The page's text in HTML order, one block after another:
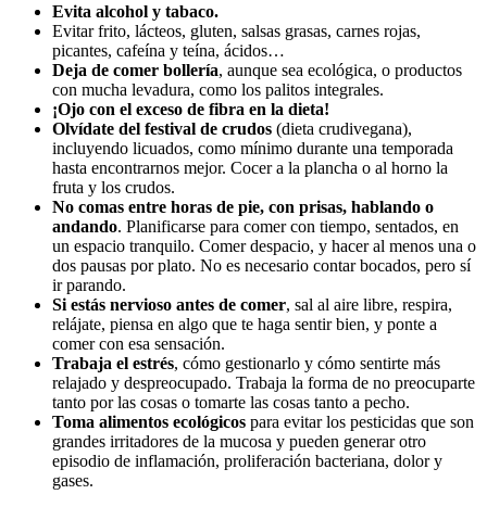
Evita alcohol y tabaco.
Evitar frito, lácteos, gluten, salsas grasas, carnes rojas,
picantes, cafeína y teína, ácidos…
Deja de comer bollería, aunque sea ecológica, o productos
con mucha levadura, como los palitos integrales.
¡Ojo con el exceso de fibra en la dieta!
Olvídate del festival de crudos (dieta crudivegana),
incluyendo licuados, como mínimo durante una temporada
hasta encontrarnos mejor. Cocer a la plancha o al horno la
fruta y los crudos.
No comas entre horas de pie, con prisas, hablando o
andando. Planificarse para comer con tiempo, sentados, en
un espacio tranquilo. Comer despacio, y hacer al menos una o
dos pausas por plato. No es necesario contar bocados, pero sí
ir parando.
Si estás nervioso antes de comer, sal al aire libre, respira,
relájate, piensa en algo que te haga sentir bien, y ponte a
comer con esa sensación.
Trabaja el estrés, cómo gestionarlo y cómo sentirte más
relajado y despreocupado. Trabaja la forma de no preocuparte
tanto por las cosas o tomarte las cosas tanto a pecho.
Toma alimentos ecológicos para evitar los pesticidas que son
grandes irritadores de la mucosa y pueden generar otro
episodio de inflamación, proliferación bacteriana, dolor y
gases.